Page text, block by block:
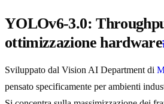
YOLOv6-3.0:
ottimizzazione hardware
Sviluppato dal Vision AI Department di
pensato specificamente per ambienti